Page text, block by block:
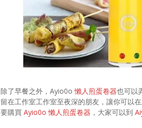
除了早餐之外，Ayio0o懶人煎蛋卷器也可以
留在工作室工作室至夜深的朋友，讓你可以
要購買 Ayio0o 懶人煎蛋卷器 ，大家可以到